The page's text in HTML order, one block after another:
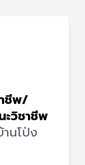
ชีพ/
วิชาชีพ
นโป่ง